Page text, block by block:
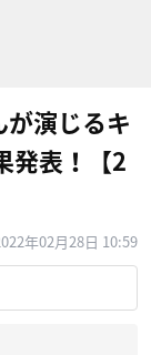
が演じるキ
発表！【2
年02月28日 10:59